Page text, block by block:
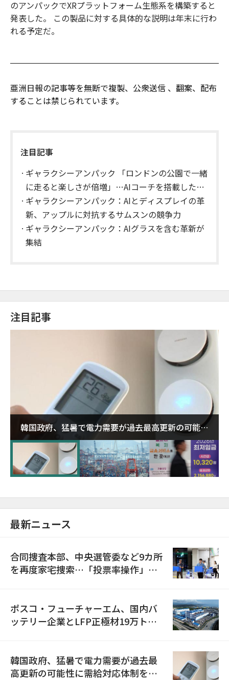
のアンパックでXRプラットフォーム生態系を構築すると
発表した。 この製品に対する具体的な説明は年末に行わ
れる予定だ。
亜洲日報の記事等を無断で複製、公衆送信 、翻案、配布
することは禁じられています。
注目記事
ギャラクシーアンパック 「ロンドンの公園で一緒
に走ると楽しさが倍増」…AIコーチを搭載した
『ギャラクシーウォッチ9』
ギャラクシーアンパック：AIとディスプレイの革
新、アップルに対抗するサムスンの競争力
ギャラクシーアンパック：AIグラスを含む革新が
集結
注目記事
韓国政府、猛暑で電力需要が過去最高更新の可能性
に需給対応体制を点検
最新ニュース
合同捜査本部、中央選管委など9カ所
を再度家宅捜索…「投票率操作」の
ポスコ・フューチャーエム、国内バ
ッテリー企業とLFP正極材19万トン
韓国政府、猛暑で電力需要が過去最
高更新の可能性に需給対応体制を点